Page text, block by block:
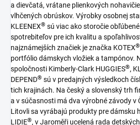
a dievčatá, vrátane plienkových
vlhčených obrúskov. Výrobky osobnej
KLEENEX® sú viac ako storočie
spotrebiteľov pre ich kvalitu a
najznámejších značiek je značka KOTEX®
portfólio dámskych vložiek a tampónov.
spoločnosti Kimberly-Clark HUGGIES®,
DEPEND® sú v predajných výsledkoch
tich krajinách. Na český a slovenský trh
a v súčasnosti má dva výrobné závody v
Litovli sa vyrábajú produkty pre dámsku
LIDIE®, v Jaroměři ucelená rada